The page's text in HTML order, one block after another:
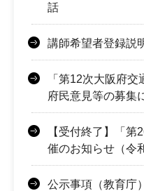
話
講師希望者登録説
「第12次大阪府
府民意見等の募集
【受付終了】「
催のお知らせ（令
公示事項（教育庁）